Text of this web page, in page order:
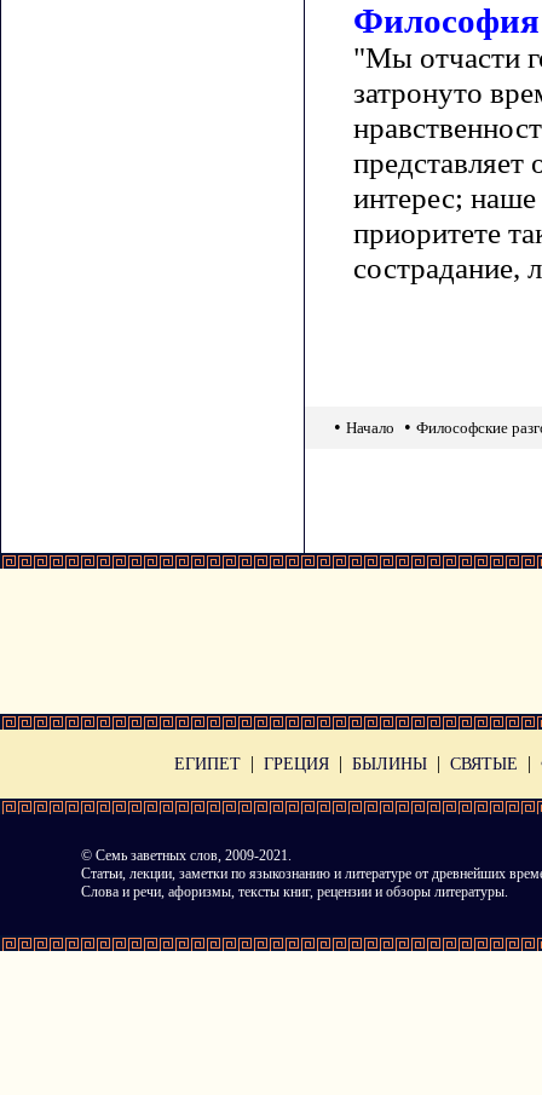
Философия
"Мы отчасти
затронуто
интерес;
приоритете
сострадание,
• Начало • Философские
ЕГИПЕТ | ГРЕЦИЯ | БЫЛИНЫ | СВЯТЫЕ |
© Семь заветных слов, 2009-2021.
Статьи, лекции, заметки по языкознанию и литературе от древнейших
Слова и речи, афоризмы, тексты книг, рецензии и обзоры литературы.